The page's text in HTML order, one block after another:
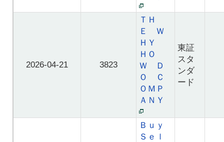
2026-04-21 3823
ＴＨ
Ｅ Ｗ
ＨＹ
ＨＯ
Ｗ Ｄ
Ｏ Ｃ
ＯＭＰ
ＡＮＹ
東証
スタ
ンダ
ード
Ｂｕｙ
Ｓｅｌ